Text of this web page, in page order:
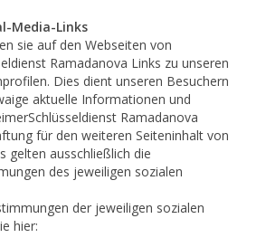
Media-Links
sie auf den Webseiten von
Ramadanova Links zu unseren
Dies dient unseren Besuchern
aktuelle Informationen und
Ramadanova
für den weiteren Seiteninhalt von
gelten ausschließlich die
des jeweiligen sozialen
der jeweiligen sozialen
hier: